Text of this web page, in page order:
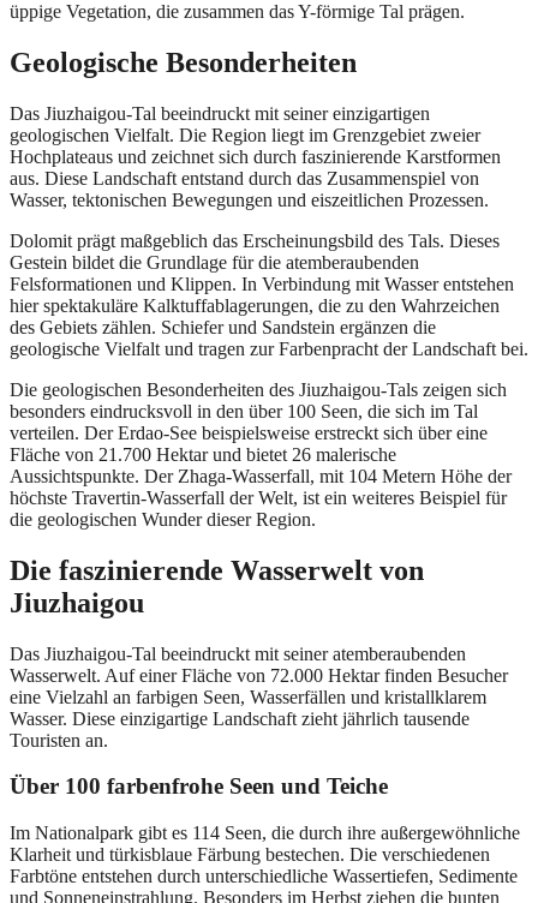
üppige Vegetation, die zusammen das Y-förmige Tal prägen.
Geologische Besonderheiten
Das Jiuzhaigou-Tal beeindruckt mit seiner einzigartigen
geologischen Vielfalt. Die Region liegt im Grenzgebiet zweier
Hochplateaus und zeichnet sich durch faszinierende Karstformen
aus. Diese Landschaft entstand durch das Zusammenspiel von
Wasser, tektonischen Bewegungen und eiszeitlichen Prozessen.
Dolomit prägt maßgeblich das Erscheinungsbild des Tals. Dieses
Gestein bildet die Grundlage für die atemberaubenden
Felsformationen und Klippen. In Verbindung mit Wasser entstehen
hier spektakuläre Kalktuffablagerungen, die zu den Wahrzeichen
des Gebiets zählen. Schiefer und Sandstein ergänzen die
geologische Vielfalt und tragen zur Farbenpracht der Landschaft bei.
Die geologischen Besonderheiten des Jiuzhaigou-Tals zeigen sich
besonders eindrucksvoll in den über 100 Seen, die sich im Tal
verteilen. Der Erdao-See beispielsweise erstreckt sich über eine
Fläche von 21.700 Hektar und bietet 26 malerische
Aussichtspunkte. Der Zhaga-Wasserfall, mit 104 Metern Höhe der
höchste Travertin-Wasserfall der Welt, ist ein weiteres Beispiel für
die geologischen Wunder dieser Region.
Die faszinierende Wasserwelt von
Jiuzhaigou
Das Jiuzhaigou-Tal beeindruckt mit seiner atemberaubenden
Wasserwelt. Auf einer Fläche von 72.000 Hektar finden Besucher
eine Vielzahl an farbigen Seen, Wasserfällen und kristallklarem
Wasser. Diese einzigartige Landschaft zieht jährlich tausende
Touristen an.
Über 100 farbenfrohe Seen und Teiche
Im Nationalpark gibt es 114 Seen, die durch ihre außergewöhnliche
Klarheit und türkisblaue Färbung bestechen. Die verschiedenen
Farbtöne entstehen durch unterschiedliche Wassertiefen, Sedimente
und Sonneneinstrahlung. Besonders im Herbst ziehen die bunten